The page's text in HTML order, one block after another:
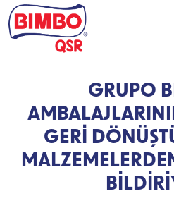
Skip
to
main
GRUPO
GERI